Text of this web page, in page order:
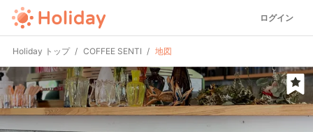
ログイン
Holiday トップ COFFEE SENTI 地図